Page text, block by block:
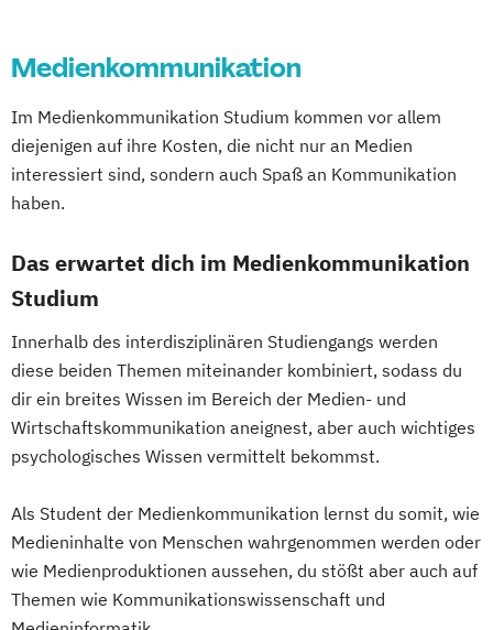
Creation (EN)
Web Development (EN)
Medienkommunikation
Im Medienkommunikation Studium kommen vor allem
diejenigen auf ihre Kosten, die nicht nur an Medien
interessiert sind, sondern auch Spaß an Kommunikation
haben.
Das erwartet dich im Medienkommunikation
Studium
Innerhalb des interdisziplinären Studiengangs werden
diese beiden Themen miteinander kombiniert, sodass du
dir ein breites Wissen im Bereich der Medien- und
Wirtschaftskommunikation aneignest, aber auch wichtiges
psychologisches Wissen vermittelt bekommst.
Als Student der Medienkommunikation lernst du somit, wie
Medieninhalte von Menschen wahrgenommen werden oder
wie Medienproduktionen aussehen, du stößt aber auch auf
Themen wie Kommunikationswissenschaft und